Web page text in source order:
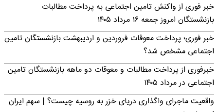
خبر فوری از واکنش تامین اجتماعی به پرداخت مطالبات
بازنشستگان امروز جمعه ۱۶ مرداد ۱۴۰۵
خبر فوری؛ پرداخت معوقات فروردین و اردیبهشت بازنشستگان تامین
اجتماعی مشخص شد؟
خبرفوری از پرداخت مطالبات و معوقات دو ماهه بازنشستگان تامین
اجتماعی در مرداد ۱۴۰۵
واقعیت ماجرای واگذاری دریای خزر به روسیه چیست؟ | سهم ایران